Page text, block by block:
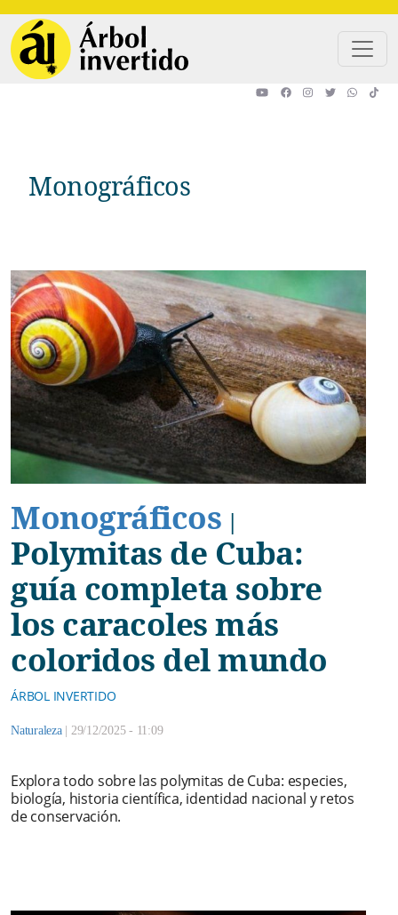
Monográficos
Monográficos |
Polymitas de Cuba:
guía completa sobre
los caracoles más
coloridos del mundo
ÁRBOL INVERTIDO
Naturaleza | 29/12/2025 - 11:09
Explora todo sobre las polymitas de Cuba: especies,
biología, historia científica, identidad nacional y retos
de conservación.